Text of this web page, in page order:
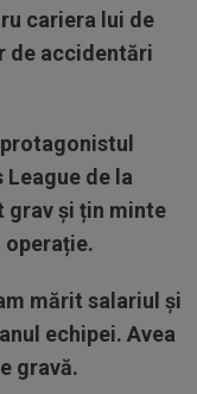
cariera lui de
de accidentări
protagonistul
de la
grav și țin minte
operație.
mărit salariul și
echipei. Avea
gravă.